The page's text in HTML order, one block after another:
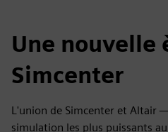
Une nouvelle
Simcenter
L'union de Simcenter et Altair
simulation les plus puissants